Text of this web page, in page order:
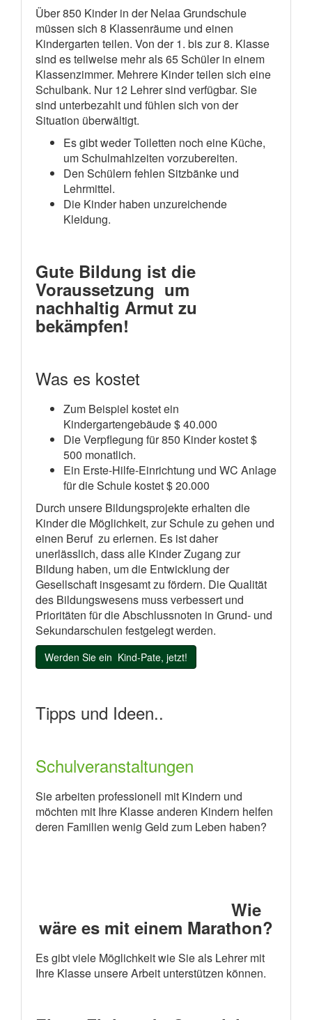
Über 850 Kinder in der Nelaa Grundschule
müssen sich 8 Klassenräume und einen
Kindergarten teilen. Von der 1. bis zur 8. Klasse
sind es teilweise mehr als 65 Schüler in einem
Klassenzimmer. Mehrere Kinder teilen sich eine
Schulbank. Nur 12 Lehrer sind verfügbar. Sie
sind unterbezahlt und fühlen sich von der
Situation überwältigt.
Es gibt weder Toiletten noch eine Küche,
um Schulmahlzeiten vorzubereiten.
Den Schülern fehlen Sitzbänke und
Lehrmittel.
Die Kinder haben unzureichende
Kleidung.
Gute Bildung ist die
Voraussetzung um
nachhaltig Armut zu
bekämpfen!
Was es kostet
Zum Beispiel kostet ein
Kindergartengebäude $ 40.000
Die Verpflegung für 850 Kinder kostet $
500 monatlich.
Ein Erste-Hilfe-Einrichtung und WC Anlage
für die Schule kostet $ 20.000
Durch unsere Bildungsprojekte erhalten die
Kinder die Möglichkeit, zur Schule zu gehen und
einen Beruf zu erlernen. Es ist daher
unerlässlich, dass alle Kinder Zugang zur
Bildung haben, um die Entwicklung der
Gesellschaft insgesamt zu fördern. Die Qualität
des Bildungswesens muss verbessert und
Prioritäten für die Abschlussnoten in Grund- und
Sekundarschulen festgelegt werden.
Werden Sie ein Kind-Pate, jetzt!
Tipps und Ideen..
Schulveranstaltungen
Sie arbeiten professionell mit Kindern und
möchten mit Ihre Klasse anderen Kindern helfen
deren Familien wenig Geld zum Leben haben?
Wie
wäre es mit einem Marathon?
Es gibt viele Möglichkeit wie Sie als Lehrer mit
Ihre Klasse unsere Arbeit unterstützen können.